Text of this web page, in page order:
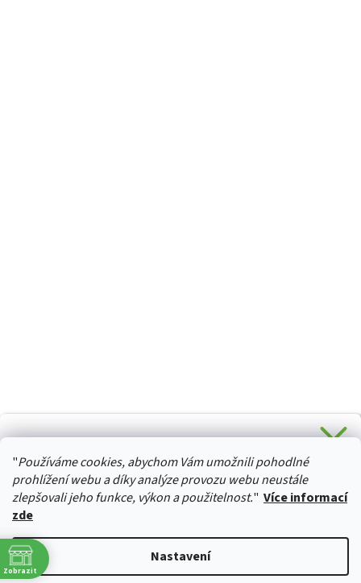
"Používáme cookies, abychom Vám umožnili pohodlné
prohlížení webu a díky analýze provozu webu neustále
zlepšovali jeho funkce, výkon a použitelnost." Více informací
zde
Nastavení
HURTTA-COLLECTION.CZ
Zobrazit
Stačí se přihlásit k odběru novinek z našeho obchodu a je
Vaše :)
Ano, chci se přihlásit
Zásady zpracování osobních údajů